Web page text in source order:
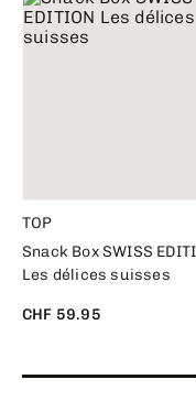
TOP
Snack Box SWISS
Les délices suisses
CHF 59.95